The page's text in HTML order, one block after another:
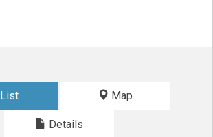
List Map
Details